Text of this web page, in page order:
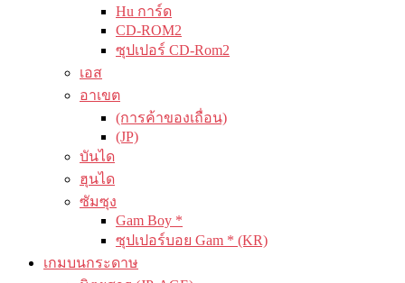
Hu การ์ด
CD-ROM2
ซุปเปอร์ CD-Rom2
เอส
อาเขต
(การค้าของเถื่อน)
(JP)
บันได
ฮุนได
ซัมซุง
Gam Boy *
ซุปเปอร์บอย Gam * (KR)
เกมบนกระดาษ